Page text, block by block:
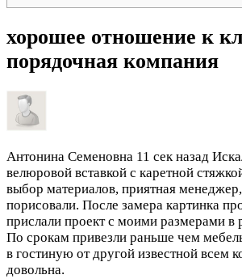
хорошее отношение к
порядочная компания
Антонина Семеновна 11 сек назад
велюровой вставкой с каретной
выбор материалов, приятная
порисовали. После замера картинка
прислали проект с моими размерами в
По срокам привезли раньше чем
в гостиную от другой известной всем
довольна.